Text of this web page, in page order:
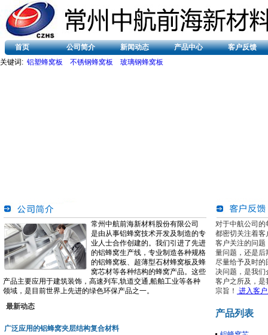
首页 公司简介 新闻动态 产品中心
客户反馈
关键词: 铝塑蜂窝板 不锈钢蜂窝板 玻璃钢蜂窝板
常州中航前海新材料股份有限公司
是由从事铝蜂窝技术开发及制造的专
业人士合作创建的。我们引进了先进
的铝蜂窝生产线，专业制造各种规格
的铝蜂窝板、超薄型石材蜂窝板及蜂
窝芯材等各种结构的蜂窝产品。这些
产品主要应用于建筑装饰，高速列车,轨道交通,船舶工业等各种
领域，是目前世界上先进的绿色环保产品之一。
最新动态
广泛应用的铝蜂窝夹层结构复合材料
对于中航公司的
都密切关注着客
客户关注的问题
量问题，还是后
尽量给予及时的
决问题，是我们
客户之所及，是
宗旨！ 进入客
产品列表